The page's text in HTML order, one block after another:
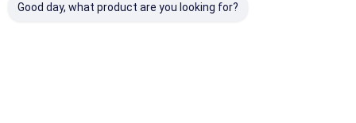
Good day, what product are you looking for?